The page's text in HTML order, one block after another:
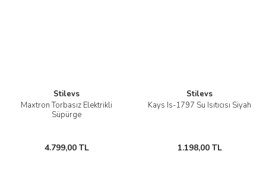
Stilevs
Maxtron Torbasız Elektrikli
Süpürge
4.799,00 TL
Stilevs
Kays Is-1797 Su Isıtıcısı Siyah
1.198,00 TL